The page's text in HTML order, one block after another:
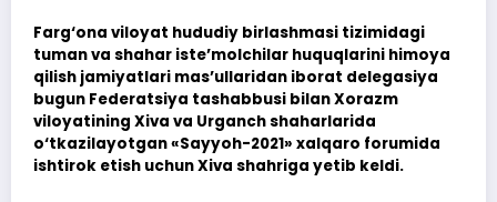
Farg‘ona viloyat hududiy birlashmasi tizimidagi
tuman va shahar iste’molchilar huquqlarini himoya
qilish jamiyatlari mas’ullaridan iborat delegasiya
bugun Federatsiya tashabbusi bilan Xorazm
viloyatining Xiva va Urganch shaharlarida
o‘tkazilayotgan «Sayyoh-2021» xalqaro forumida
ishtirok etish uchun Xiva shahriga yetib keldi.